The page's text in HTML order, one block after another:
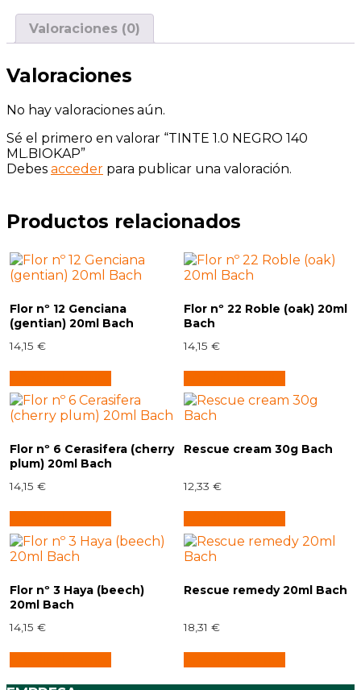
Valoraciones (0)
Valoraciones
No hay valoraciones aún.
Sé el primero en valorar “TINTE 1.0 NEGRO 140
ML.BIOKAP”
Debes acceder para publicar una valoración.
Productos relacionados
Flor nº 12 Genciana
(gentian) 20ml Bach
14,15€
Flor nº 22 Roble (oak) 20ml
Bach
14,15€
Flor nº 6 Cerasifera (cherry
plum) 20ml Bach
14,15€
Rescue cream 30g Bach
12,33€
Flor nº 3 Haya (beech)
20ml Bach
14,15€
Rescue remedy 20ml Bach
18,31€